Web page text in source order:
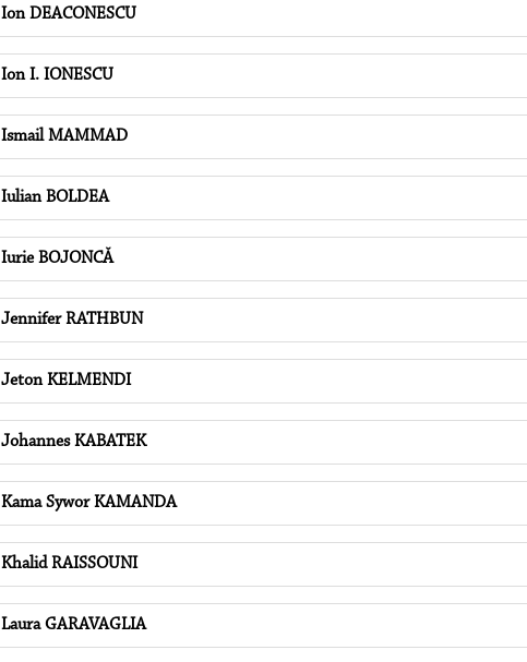
Ion DEACONESCU
Ion I. IONESCU
Ismail MAMMAD
Iulian BOLDEA
Iurie BOJONCĂ
Jennifer RATHBUN
Jeton KELMENDI
Johannes KABATEK
Kama Sywor KAMANDA
Khalid RAISSOUNI
Laura GARAVAGLIA